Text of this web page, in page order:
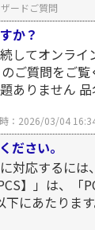
ードご質問
か？
してオンラ
ご質問をご
ありません
：2026/03/04
ださい。
対応するに
】」は、
にあたりま